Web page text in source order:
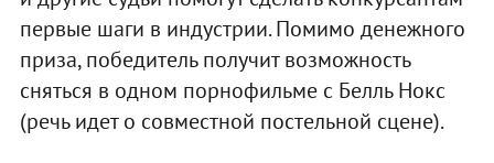
первые шаги в индустрии. Помимо денежного
приза, победитель получит возможность
сняться в одном порнофильме с Белль Нокс
(речь идет о совместной постельной сцене).